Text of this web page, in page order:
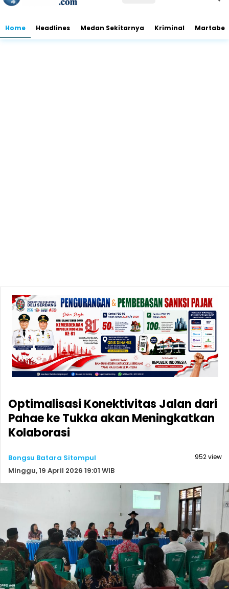
Home Headlines Medan Sekitarnya Kriminal Martabe
Optimalisasi Konektivitas Jalan dari
Pahae ke Tukka akan Meningkatkan
Kolaborasi
Bongsu Batara Sitompul
Minggu, 19 April 2026 19:01 WIB
952 view